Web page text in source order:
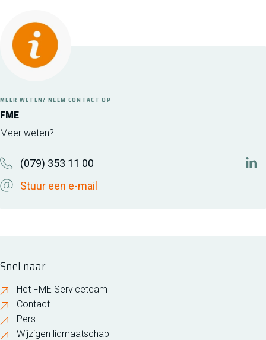
FME
MEER WETEN? NEEM CONTACT OP
Meer weten?
(079) 353 11 00
Stuur een e-mail
Snel naar
Het FME Serviceteam
Contact
Pers
Wijzigen lidmaatschap